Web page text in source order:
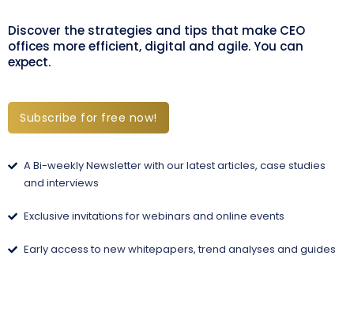
Discover the strategies and tips that make CEO
offices more efficient, digital and agile. You can
expect.
Subscribe for free now!
A Bi-weekly Newsletter with our latest articles, case studies
and interviews
Exclusive invitations for webinars and online events
Early access to new whitepapers, trend analyses and guides